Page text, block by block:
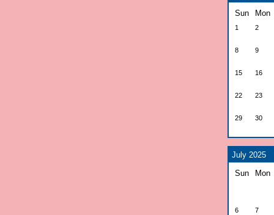
Sun
Mon
1 2
8 9
15 16
22 23
29 30
July 2025
Sun
Mon
6 7